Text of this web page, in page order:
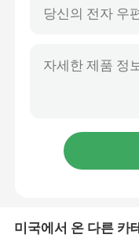
미국에서 온 다른 카